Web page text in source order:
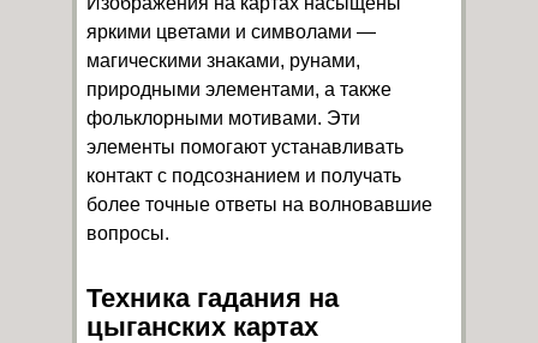
яркими цветами и символами —
магическими знаками, рунами,
природными элементами, а также
фольклорными мотивами. Эти
элементы помогают устанавливать
контакт с подсознанием и получать
более точные ответы на волновавшие
вопросы.
Техника гадания на
цыганских картах